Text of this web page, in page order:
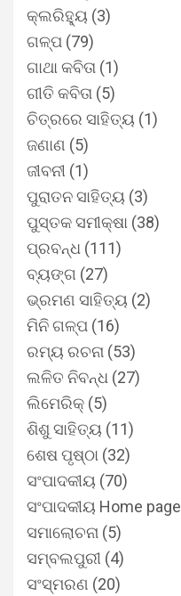
କ୍ଲରିହ୍ୟୁ (3)
ଗଳ୍ପ (79)
ଗାଥା କବିତା (1)
ଗୀତି କବିତା (5)
ଚିତ୍ରରେ ସାହିତ୍ୟ (1)
ଜଣାଣ (5)
ଜୀବନୀ (1)
ପୁରାତନ ସାହିତ୍ୟ (3)
ପୁସ୍ତକ ସମୀକ୍ଷା (38)
ପ୍ରବନ୍ଧ (111)
ବ୍ୟଙ୍ଗ (27)
ଭ୍ରମଣ ସାହିତ୍ୟ (2)
ମିନି ଗଳ୍ପ (16)
ରମ୍ୟ ରଚନା (53)
ଲଳିତ ନିବନ୍ଧ (27)
ଲିମେରିକ୍ (5)
ଶିଶୁ ସାହିତ୍ୟ (11)
ଶେଷ ପୃଷ୍ଠା (32)
ସଂପାଦକୀୟ (70)
ସଂପାଦକୀୟ Home page
ସମାଲୋଚନା (5)
ସମ୍ବଲପୁରୀ (4)
ସଂସ୍ମରଣ (20)